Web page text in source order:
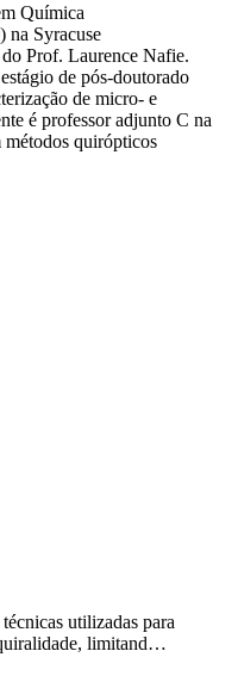
Química
na Syracuse
Prof. Laurence Nafie.
de pós-doutorado
de micro- e
é professor adjunto C na
quirópticos
utilizadas para
quiralidade, limitand…